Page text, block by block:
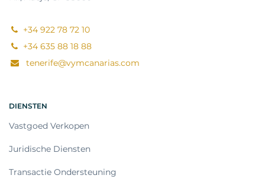
+34 922 78 72 10
+34 635 88 18 88
tenerife@vymcanarias.com
DIENSTEN
Vastgoed Verkopen
Juridische Diensten
Transactie Ondersteuning